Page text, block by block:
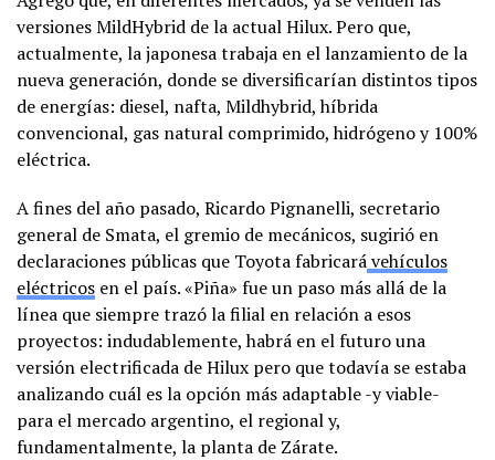
versiones MildHybrid de la actual Hilux. Pero que,
actualmente, la japonesa trabaja en el lanzamiento de la
nueva generación, donde se diversificarían distintos tipos
de energías: diesel, nafta, Mildhybrid, híbrida
convencional, gas natural comprimido, hidrógeno y 100%
eléctrica.
A fines del año pasado, Ricardo Pignanelli, secretario
general de Smata, el gremio de mecánicos, sugirió en
declaraciones públicas que Toyota fabricarávehículos
eléctricos en el país. «Piña» fue un paso más allá de la
línea que siempre trazó la filial en relación a esos
proyectos: indudablemente, habrá en el futuro una
versión electrificada de Hilux pero que todavía se estaba
analizando cuál es la opción más adaptable -y viable-
para el mercado argentino, el regional y,
fundamentalmente, la planta de Zárate.